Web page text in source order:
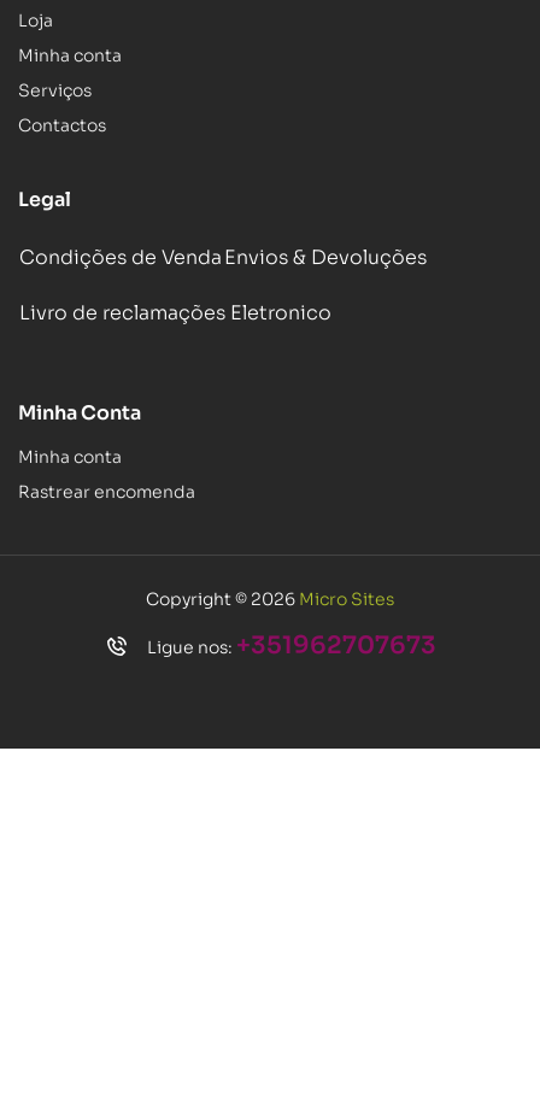
Loja
Minha conta
Serviços
Contactos
Legal
Condições de VendaEnvios & Devoluções
Livro de reclamações Eletronico
Minha Conta
Minha conta
Rastrear encomenda
Copyright © 2026 Micro Sites
Ligue nos: +351962707673